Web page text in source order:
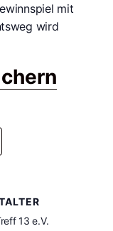
mit
wird
13 e.V.